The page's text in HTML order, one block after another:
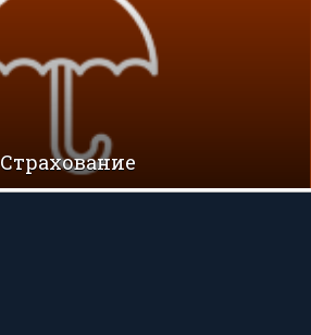
Cтрахование